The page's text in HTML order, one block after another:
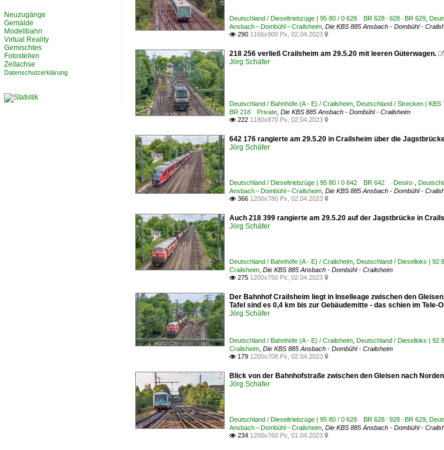
Deutschland / Dieseltriebzüge | 95 80 / 0 628 BR 628 · 928 · BR 629
Ansbach – Dombühl – Crailsheim Die KBS 885 Ansbach - Dombühl -
 290 1166x900 Px, 02.04.2023 
218 256 verließ Crailsheim am 29.5.20 mit leeren Güterwagen. 
Jörg Schäfer
Deutschland / Bahnhöfe (A - E) / Crailsheim Deutschland / Strecken |
BR 218 Private Die KBS 885 Ansbach - Dombühl - Crailsheim
 222 1180x870 Px, 02.04.2023 
642 176 rangierte am 29.5.20 in Crailsheim über die
Jörg Schäfer
Deutschland / Dieseltriebzüge | 95 80 / 0 642 BR 642 ·Desiro·
Ansbach – Dombühl – Crailsheim Die KBS 885 Ansbach - Dombühl -
 366 1200x780 Px, 02.04.2023 
Auch 218 399 rangierte am 29.5.20 auf der Jagstbrücke in
Jörg Schäfer
Deutschland / Bahnhöfe (A - E) / Crailsheim Deutschland / Dieselloks | 92
Crailsheim Die KBS 885 Ansbach - Dombühl - Crailsheim
 275 1200x750 Px, 02.04.2023 
Der Bahnhof Crailsheim liegt in Inselleage zwischen den
Tafel sind es 0,4 km bis zur Gebäudemitte - das schien im Tele-
Jörg Schäfer
Deutschland / Bahnhöfe (A - E) / Crailsheim Deutschland / Dieselloks | 92
Crailsheim Die KBS 885 Ansbach - Dombühl - Crailsheim
 179 1200x708 Px, 02.04.2023 
Blick von der Bahnhofstraße zwischen den Gleisen nach
Jörg Schäfer
Deutschland / Dieseltriebzüge | 95 80 / 0 628 BR 628 · 928 · BR 629
Ansbach – Dombühl – Crailsheim Die KBS 885 Ansbach - Dombühl -
 234 1200x760 Px, 01.04.2023 
Neuzugänge
Gemälde
Modellbahn
Virtual Reality
Gemischtes
Fotostellen
Zeitachse
Datenschutzerklärung